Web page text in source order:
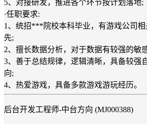
5、对接研发，推进各个环节按计划落地;
·任职要求:
1、统招***院校本科毕业，有游戏公司
先;
2、擅长数据分析，对于数据有较强的敏
3、善于总结规律，逻辑清晰，具备较强
向;
4、热爱游戏，具备多款游戏游玩经历。
后台开发工程师-中台方向 (MJ000388)